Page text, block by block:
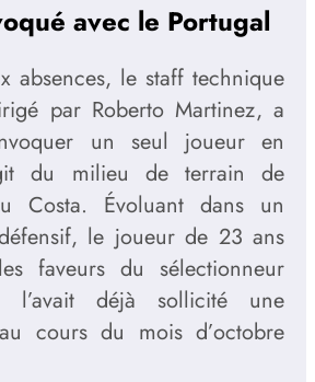
avec le Portugal
absences, le staff technique
par Roberto Martinez, a
un seul joueur en
du milieu de terrain de
Costa. Évoluant dans un
le joueur de 23 ans
faveurs du sélectionneur
l’avait déjà sollicité une
cours du mois d’octobre